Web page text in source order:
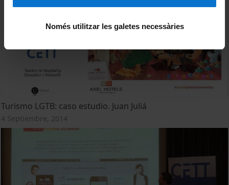
Només utilitzar les galetes necessàries
Turismo LGTB: caso estudio. Juan Juliá
4 Septiembre, 2014